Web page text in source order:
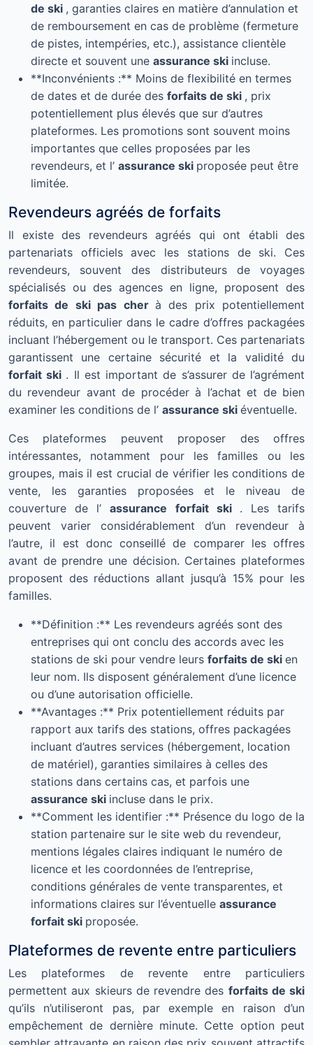
de ski , garanties claires en matière d’annulation et
de remboursement en cas de problème (fermeture
de pistes, intempéries, etc.), assistance clientèle
directe et souvent une assurance ski incluse.
**Inconvénients :** Moins de flexibilité en termes
de dates et de durée des forfaits de ski , prix
potentiellement plus élevés que sur d’autres
plateformes. Les promotions sont souvent moins
importantes que celles proposées par les
revendeurs, et l’ assurance ski proposée peut être
limitée.
Revendeurs agréés de forfaits
Il existe des revendeurs agréés qui ont établi des
partenariats officiels avec les stations de ski. Ces
revendeurs, souvent des distributeurs de voyages
spécialisés ou des agences en ligne, proposent des
forfaits de ski pas cher à des prix potentiellement
réduits, en particulier dans le cadre d’offres packagées
incluant l’hébergement ou le transport. Ces partenariats
garantissent une certaine sécurité et la validité du
forfait ski . Il est important de s’assurer de l’agrément
du revendeur avant de procéder à l’achat et de bien
examiner les conditions de l’ assurance ski éventuelle.
Ces plateformes peuvent proposer des offres
intéressantes, notamment pour les familles ou les
groupes, mais il est crucial de vérifier les conditions de
vente, les garanties proposées et le niveau de
couverture de l’assurance forfait ski . Les tarifs
peuvent varier considérablement d’un revendeur à
l’autre, il est donc conseillé de comparer les offres
avant de prendre une décision. Certaines plateformes
proposent des réductions allant jusqu’à 15% pour les
familles.
**Définition :** Les revendeurs agréés sont des
entreprises qui ont conclu des accords avec les
stations de ski pour vendre leurs forfaits de ski en
leur nom. Ils disposent généralement d’une licence
ou d’une autorisation officielle.
**Avantages :** Prix potentiellement réduits par
rapport aux tarifs des stations, offres packagées
incluant d’autres services (hébergement, location
de matériel), garanties similaires à celles des
stations dans certains cas, et parfois une
assurance ski incluse dans le prix.
**Comment les identifier :** Présence du logo de la
station partenaire sur le site web du revendeur,
mentions légales claires indiquant le numéro de
licence et les coordonnées de l’entreprise,
conditions générales de vente transparentes, et
informations claires sur l’éventuelle assurance
forfait ski proposée.
Plateformes de revente entre particuliers
Les plateformes de revente entre particuliers
permettent aux skieurs de revendre des forfaits de ski
qu’ils n’utiliseront pas, par exemple en raison d’un
empêchement de dernière minute. Cette option peut